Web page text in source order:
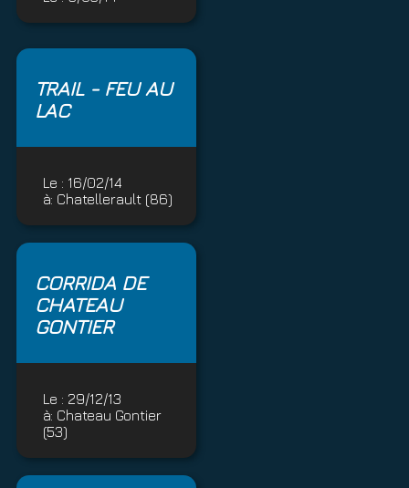
TRAIL - FEU AU
LAC
Le : 16/02/14
à: Chatellerault (86)
CORRIDA DE
CHATEAU
GONTIER
Le : 29/12/13
à: Chateau Gontier
(53)